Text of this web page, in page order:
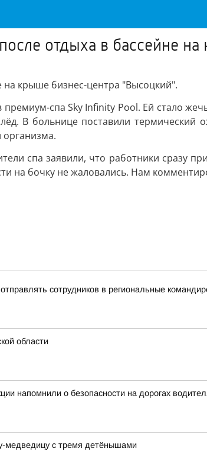
отдыха в бассейне
крыше бизнес-центра "Высоцкий".
премиум-спа Sky Infinity Pool. Ей стало
В больнице поставили термический
спа заявили, что работники сразу
на бочку не жаловались. Нам
сотрудников в региональные
области
напомнили о безопасности на дорогах
медведицу с тремя детёнышами